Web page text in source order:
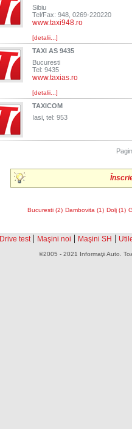
Sibiu
Tel/Fax: 948, 0269-220220
www.taxi948.ro
[detalii...]
TAXI AS 9435
Bucuresti
Tel: 9435
www.taxias.ro
[detalii...]
TAXICOM
Iasi, tel: 953
Bucuresti (2) Dambovita (1) Dolj (1)
Drive test | Maşini noi | Maşini SH |
©2005 - 2021 Informaţii Auto.